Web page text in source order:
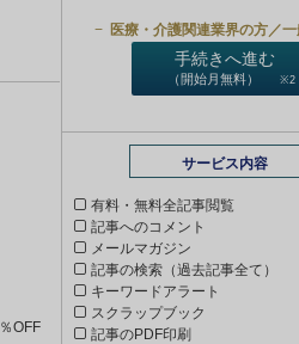
OFF
医療・介護関連業界の方／
手続きへ進む
（開始月無料） ※2
サービス内容
有料・無料全記事閲覧
記事へのコメント
メールマガジン
記事の検索（過去記事全て）
キーワードアラート
スクラップブック
記事のPDF印刷